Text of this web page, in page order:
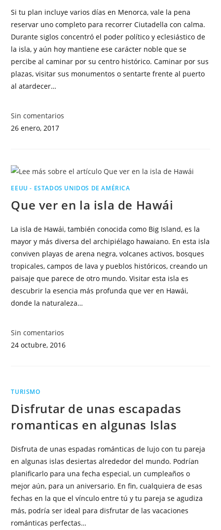
Si tu plan incluye varios días en Menorca, vale la pena
reservar uno completo para recorrer Ciutadella con calma.
Durante siglos concentró el poder político y eclesiástico de
la isla, y aún hoy mantiene ese carácter noble que se
percibe al caminar por su centro histórico. Caminar por sus
plazas, visitar sus monumentos o sentarte frente al puerto
al atardecer…
Sin comentarios
26 enero, 2017
EEUU - ESTADOS UNIDOS DE AMÉRICA
Que ver en la isla de Hawái
La isla de Hawái, también conocida como Big Island, es la
mayor y más diversa del archipiélago hawaiano. En esta isla
conviven playas de arena negra, volcanes activos, bosques
tropicales, campos de lava y pueblos históricos, creando un
paisaje que parece de otro mundo. Visitar esta isla es
descubrir la esencia más profunda que ver en Hawái,
donde la naturaleza…
Sin comentarios
24 octubre, 2016
TURISMO
Disfrutar de unas escapadas
romanticas en algunas Islas
Disfruta de unas espadas románticas de lujo con tu pareja
en algunas islas desiertas alrededor del mundo. Podrían
planificarlo para una fecha especial, un cumpleaños o
mejor aún, para un aniversario. En fin, cualquiera de esas
fechas en la que el vínculo entre tú y tu pareja se agudiza
más, podría ser ideal para disfrutar de las vacaciones
románticas perfectas…